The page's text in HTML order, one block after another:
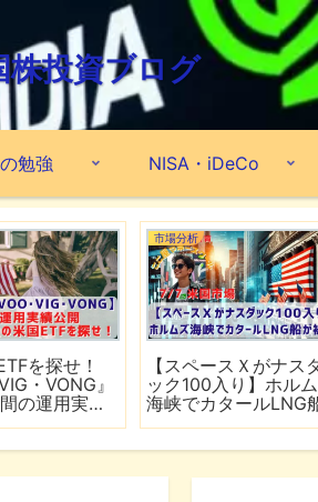
投資ブログ
勉強 NISA・iDeCo
を探せ！
・VONG』
の運用実績
市場分析
【スペースＸがナス
ック100入り】ホル
海峡でカタールLNG